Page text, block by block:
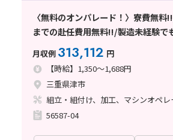
〈無料のオンパレード！〉寮費無
までの赴任費用無料!!/製造未経験で
密部品製造工場／【三重県津市】
月収例 313,112 円
【時給】1,350～1,688円
三重県津市
56587-04